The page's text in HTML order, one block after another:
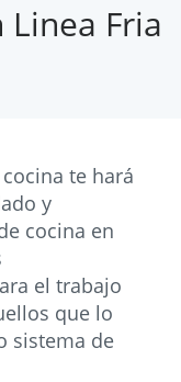
Linea Fria
te hará
y
cocina en
el trabajo
que lo
sistema de